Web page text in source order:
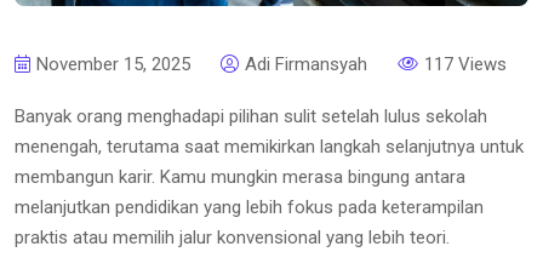
November 15, 2025 Adi Firmansyah 117 Views
Banyak orang menghadapi pilihan sulit setelah lulus sekolah
menengah, terutama saat memikirkan langkah selanjutnya untuk
membangun karir. Kamu mungkin merasa bingung antara
melanjutkan pendidikan yang lebih fokus pada keterampilan
praktis atau memilih jalur konvensional yang lebih teori.